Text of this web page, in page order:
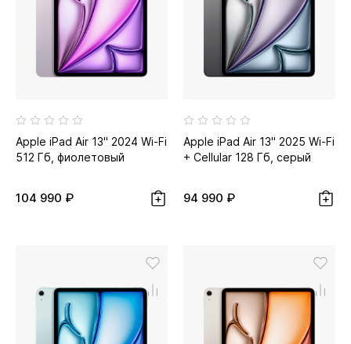
Apple iPad Air 13" 2024 Wi-Fi
512 Гб, фиолетовый
104 990 ₽
Apple iPad Air 13" 2025 Wi-Fi
+ Cellular 128 Гб, серый
94 990 ₽